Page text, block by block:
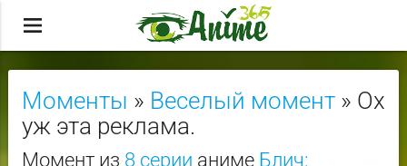
menu
Моменты » Веселый момент» Ох
уж эта реклама.
Момент из 8 серии аниме Блич: